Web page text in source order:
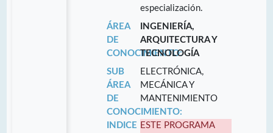
especialización.
ÁREA
DE
CONOCIMIENTO:
INGENIERÍA,
ARQUITECTURA Y
TECNOLOGÍA
SUB
ÁREA
DE
CONOCIMIENTO:
ELECTRÓNICA,
MECÁNICA Y
MANTENIMIENTO
INDICE ESTE PROGRAMA